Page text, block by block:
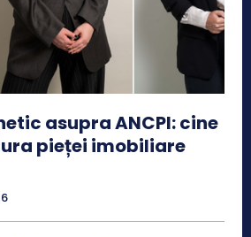
asupra ANCPI: cine
pieței imobiliare